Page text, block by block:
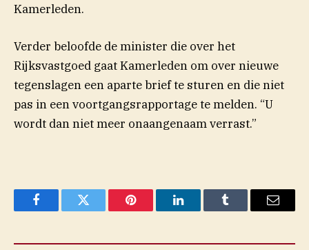
Kamerleden.
Verder beloofde de minister die over het
Rijksvastgoed gaat Kamerleden om over nieuwe
tegenslagen een aparte brief te sturen en die niet
pas in een voortgangsrapportage te melden. “U
wordt dan niet meer onaangenaam verrast.”
FacebookTwitter Pinterest LinkedInTumblr Email